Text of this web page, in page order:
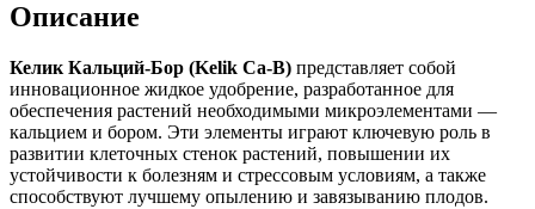
Описание
Келик Кальций-Бор (Kelik Ca-B) представляет собой
инновационное жидкое удобрение, разработанное для
обеспечения растений необходимыми микроэлементами —
кальцием и бором. Эти элементы играют ключевую роль в
развитии клеточных стенок растений, повышении их
устойчивости к болезням и стрессовым условиям, а также
способствуют лучшему опылению и завязыванию плодов.